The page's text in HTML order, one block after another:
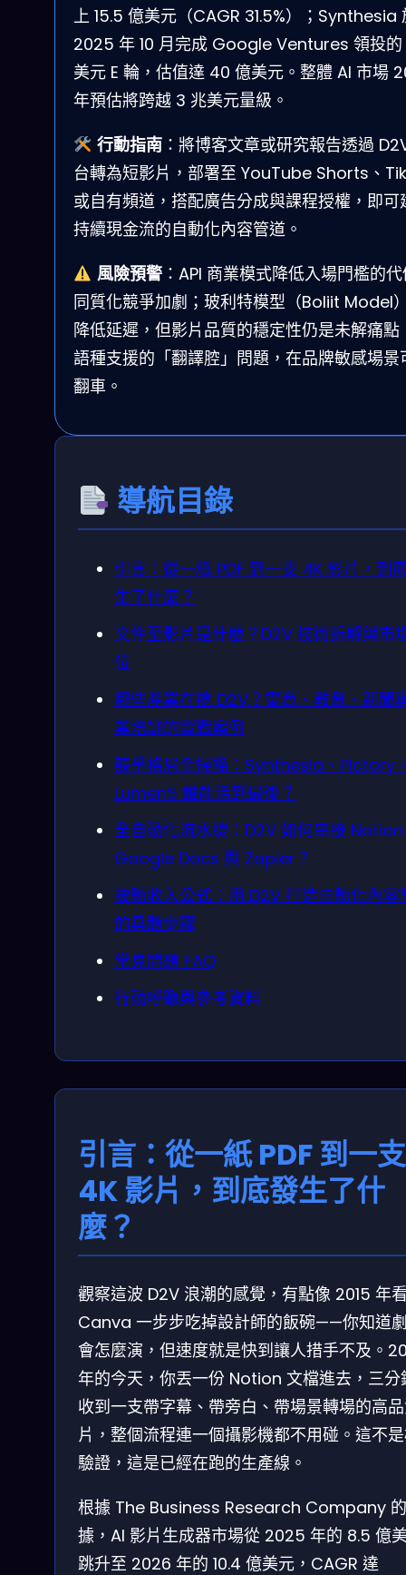
上 15.5 億美元（CAGR 31.5%）；Synthesia
2025 年 10 月完成 Google Ventures 領投
美元 E 輪，估值達 40 億美元。整體 AI 市場
年預估將跨越 3 兆美元量級。
行動指南：將博客文章或研究報告透過
台轉為短影片，部署至 YouTube Shorts、
或自有頻道，搭配廣告分成與課程授權，即可
持續現金流的自動化內容管道。
風險預警：API 商業模式降低入場門檻的
同質化競爭加劇；玻利特模型（Boliit Model
降低延遲，但影片品質的穩定性仍是未解痛點
語種支援的「翻譯腔」問題，在品牌敏感場景
翻車。
導航目錄
引言：從一紙 PDF 到一支 4K 影片，到
生了什麼？
文件至影片是什麼？D2V 技術拆解與市
位
哪些產業在搶 D2V？電商、教育、新聞
業培訓的實戰案例
競爭格局全掃描：Synthesia、Pictory
Lumen5 誰能活到最後？
全自動化流水線：D2V 如何串接
Google Docs 與 Zapier？
被動收入公式：用 D2V 打造自動化內容
的具體步驟
常見問題 FAQ
行動呼籲與參考資料
引言：從一紙 PDF 到一支
4K 影片，到底發生了什
麼？
觀察這波 D2V 浪潮的感覺，有點像 2015 年
Canva 一步步吃掉設計師的飯碗——你知道
會怎麼演，但速度就是快到讓人措手不及。
年的今天，你丟一份 Notion 文檔進去，三分
收到一支帶字幕、帶旁白、帶場景轉場的高
片，整個流程連一個攝影機都不用碰。這不
驗證，這是已經在跑的生產線。
根據 The Business Research Company
據，AI 影片生成器市場從 2025 年的 8.5 億
跳升至 2026 年的 10.4 億美元，CAGR 達